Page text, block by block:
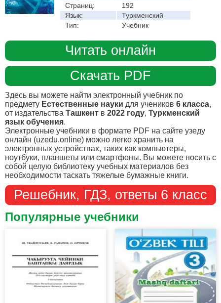
Страниц:
192
Язык:
Туркменский
Тип:
Учебник
Читать онлайн
Скачать PDF
Здесь вы можете найти электронный учебник по
предмету Естественные науки для учеников 6 класса,
от издательства Ташкент в 2022 году, Туркменский
язык обучения.
Электронные учебники в формате PDF на сайте узеду
онлайн (uzedu.online) можно легко хранить на
электронных устройствах, таких как компьютеры,
ноутбуки, планшеты или смартфоны. Вы можете носить с
собой целую библиотеку учебных материалов без
необходимости таскать тяжелые бумажные книги.
Решебник, ГДЗ, ответы 6 класс
Популярные учебники